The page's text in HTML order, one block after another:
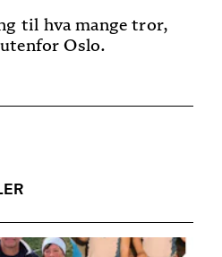
til hva mange tror,
Oslo.